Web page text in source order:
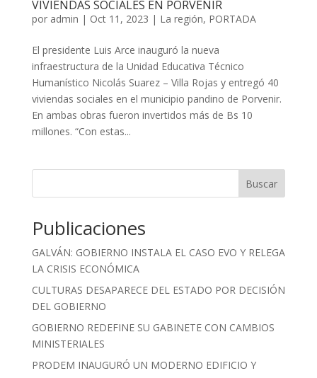
VIVIENDAS SOCIALES EN PORVENIR
por admin | Oct 11, 2023 | La región, PORTADA
El presidente Luis Arce inauguró la nueva
infraestructura de la Unidad Educativa Técnico
Humanístico Nicolás Suarez – Villa Rojas y entregó 40
viviendas sociales en el municipio pandino de Porvenir.
En ambas obras fueron invertidos más de Bs 10
millones. “Con estas...
Buscar
Publicaciones
GALVÁN: GOBIERNO INSTALA EL CASO EVO Y RELEGA
LA CRISIS ECONÓMICA
CULTURAS DESAPARECE DEL ESTADO POR DECISIÓN
DEL GOBIERNO
GOBIERNO REDEFINE SU GABINETE CON CAMBIOS
MINISTERIALES
PRODEM INAUGURÓ UN MODERNO EDIFICIO Y